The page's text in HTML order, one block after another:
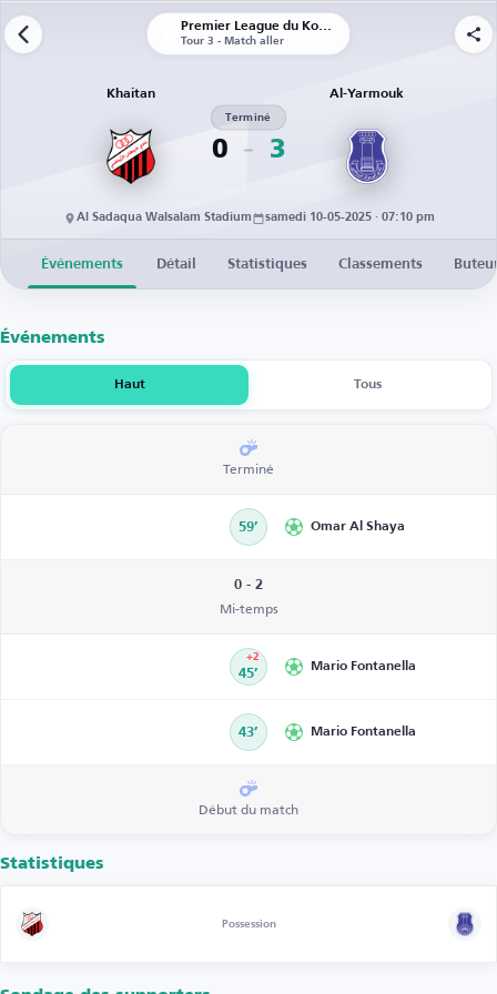
Premier League du Koweït
Tour 3 - Match aller
Khaitan
0
Terminé
3
Al-Yarmouk
Al Sadaqua Walsalam Stadium samedi 10-05-2025 · 07:10 pm
Événements Détail Statistiques Classements
Événements
Haut Tous
Terminé
59’ Omar Al Shaya
0 - 2
Mi-temps
45’
+2
Mario Fontanella
43’ Mario Fontanella
Début du match
Statistiques
Possession